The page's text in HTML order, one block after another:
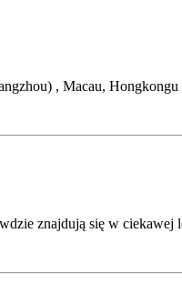
, Macau, Hongkongu
znajdują się w ciekawej